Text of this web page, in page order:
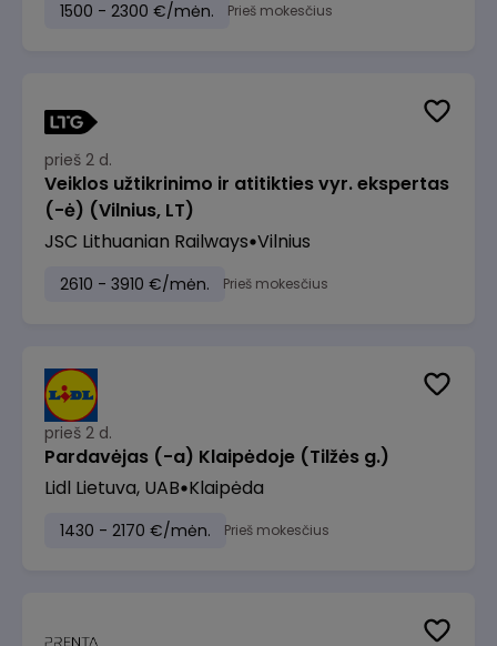
1500 - 2300 €/mėn. Prieš mokesčius
prieš 2 d.
Veiklos užtikrinimo ir atitikties vyr. ekspertas
(-ė) (Vilnius, LT)
JSC Lithuanian Railways Vilnius
2610 - 3910 €/mėn. Prieš mokesčius
prieš 2 d.
Pardavėjas (-a) Klaipėdoje (Tilžės g.)
Lidl Lietuva, UAB Klaipėda
1430 - 2170 €/mėn. Prieš mokesčius